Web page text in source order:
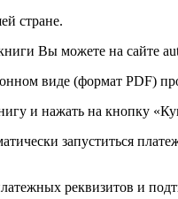
стране.
Вы можете на сайте
виде (формат PDF)
и нажать на кнопку
запуститься
реквизитов и